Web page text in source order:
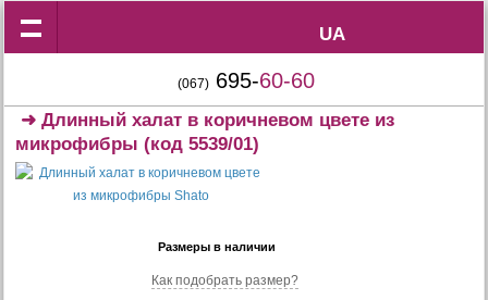
UA
UA
(067) 695-60-60
➜Длинный халат в коричневом цвете из
микрофибры (код 5539/01)
Размеры в наличии
Как подобрать размер?